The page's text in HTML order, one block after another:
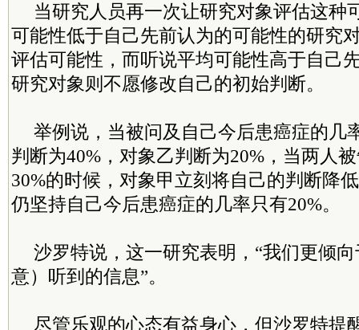
当研究人员再一次让研究对象评估这种
可能性低于自己先前认为的可能性的研究
评估可能性，而听说平均可能性高于自己
研究对象则不愿修改自己的初始判断。
举例说，当被问及自己今后患癌症的几
判断为40%，对象乙判断为20%，当两人
30%的时候，对象甲立刻将自己的判断降
仍坚持自己今后患癌症的几率只有20%。
沙罗特说，这一研究表明，“我们更倾
意）听到的信息”。
尽管乐观的心态有益身心，但沙罗特提